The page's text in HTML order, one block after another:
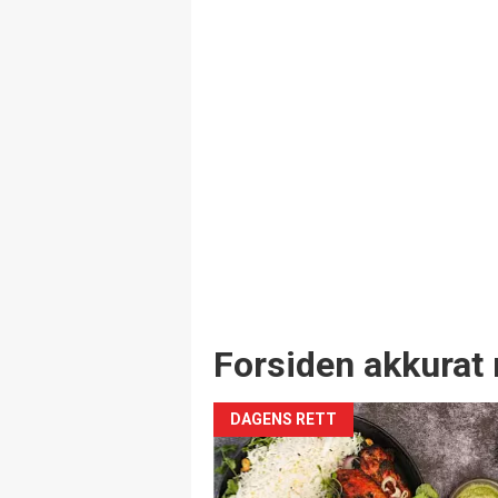
Forsiden akkurat
DAGENS RETT